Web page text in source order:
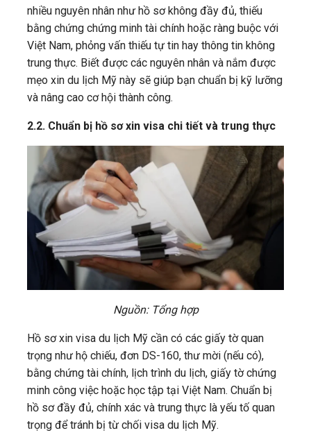
nhiều nguyên nhân như hồ sơ không đầy đủ, thiếu
bằng chứng chứng minh tài chính hoặc ràng buộc với
Việt Nam, phỏng vấn thiếu tự tin hay thông tin không
trung thực. Biết được các nguyên nhân và nắm được
mẹo xin du lịch Mỹ này sẽ giúp bạn chuẩn bị kỹ lưỡng
và nâng cao cơ hội thành công.
2.2. Chuẩn bị hồ sơ xin visa chi tiết và trung thực
Nguồn: Tổng hợp
Hồ sơ xin visa du lịch Mỹ cần có các giấy tờ quan
trọng như hộ chiếu, đơn DS-160, thư mời (nếu có),
bằng chứng tài chính, lịch trình du lịch, giấy tờ chứng
minh công việc hoặc học tập tại Việt Nam. Chuẩn bị
hồ sơ đầy đủ, chính xác và trung thực là yếu tố quan
trọng để tránh bị từ chối visa du lịch Mỹ.